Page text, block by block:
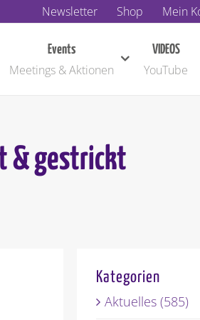
Newsletter Shop Mein
Events
Meetings & Aktionen
VIDEOS
YouTube
& gestrickt
Kategorien
Aktuelles (585)